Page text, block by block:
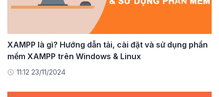
XAMPP là gì? Hướng dẫn tải, cài đặt và sử dụng phần
mềm XAMPP trên Windows & Linux
11:12 23/11/2024